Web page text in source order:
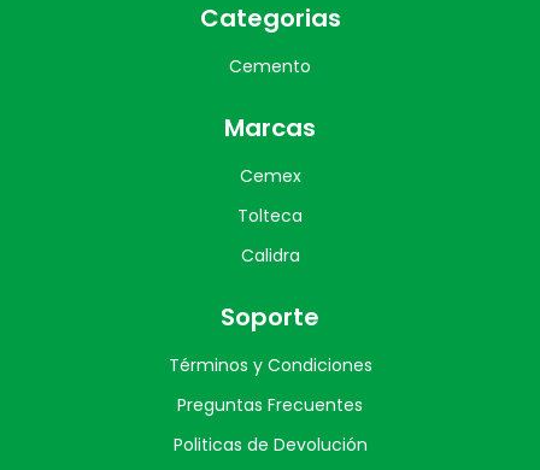
Categorias
Cemento
Marcas
Cemex
Tolteca
Calidra
Soporte
Términos y Condiciones
Preguntas Frecuentes
Politicas de Devolución